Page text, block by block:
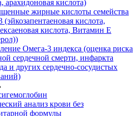
арахидоновая кислота)
жирные кислоты семейства
(эйкозапентаеновая кислота,
кислота, Витамин E
Омега-3 индекса (оценка риска
сердечной смерти, инфаркта
и других сердечно-сосудистых
анализ крови без
формулы